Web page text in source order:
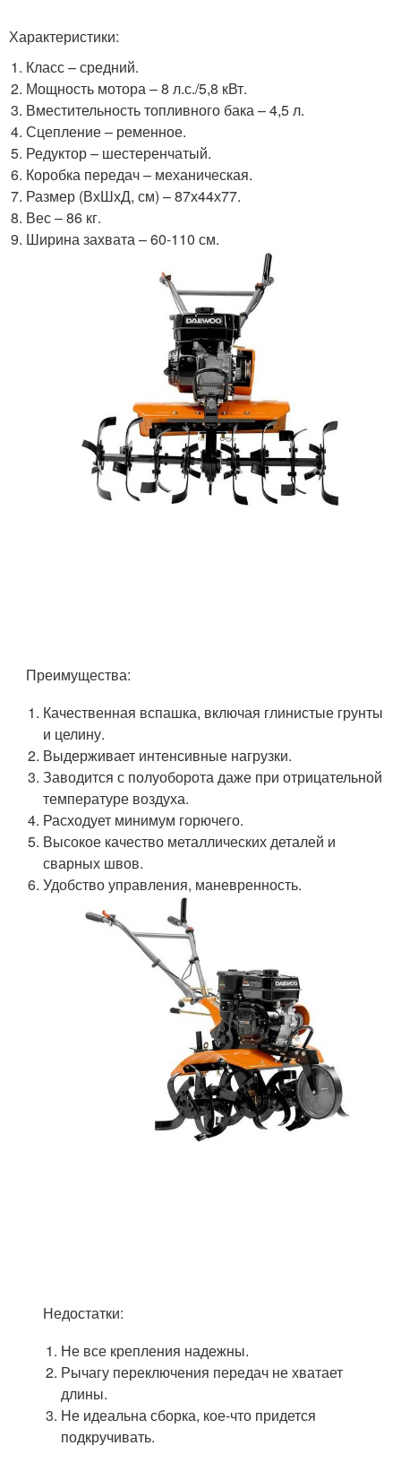
Характеристики:
Класс – средний.
Мощность мотора – 8 л.с./5,8 кВт.
Вместительность топливного бака – 4,5 л.
Сцепление – ременное.
Редуктор – шестеренчатый.
Коробка передач – механическая.
Размер (ВхШхД, см) – 87х44х77.
Вес – 86 кг.
Ширина захвата – 60-110 см.
Преимущества:
Качественная вспашка, включая глинистые грунты
и целину.
Выдерживает интенсивные нагрузки.
Заводится с полуоборота даже при отрицательной
температуре воздуха.
Расходует минимум горючего.
Высокое качество металлических деталей и
сварных швов.
Удобство управления, маневренность.
Недостатки:
Не все крепления надежны.
Рычагу переключения передач не хватает
длины.
Не идеальна сборка, кое-что придется
подкручивать.